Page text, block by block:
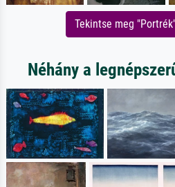
Tekintse meg
Néhány a